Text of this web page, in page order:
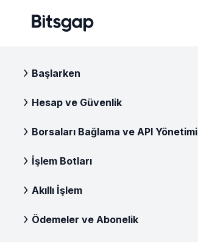
Başlarken
Hesap ve Güvenlik
Borsaları Bağlama ve API Yönetimi
İşlem Botları
Akıllı İşlem
Ödemeler ve Abonelik